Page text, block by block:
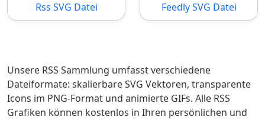
Rss SVG Datei Feedly SVG Datei
Unsere RSS Sammlung umfasst verschiedene
Dateiformate: skalierbare SVG Vektoren, transparente
Icons im PNG-Format und animierte GIFs. Alle RSS
Grafiken können kostenlos in Ihren persönlichen und